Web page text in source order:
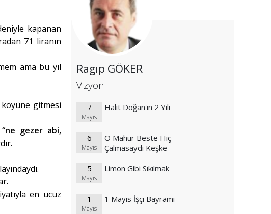
kapanan
71 liranın
ama bu yıl
köyüne gitmesi
“ne gezer abi,
en ucuz
Ragıp GÖKER
Vizyon
7
Mayıs
Halit Doğan'ın 2 Yılı
6
Mayıs
O Mahur Beste Hiç
Çalmasaydı Keşke
5
Mayıs
Limon Gibi Sıkılmak
1
Mayıs
1 Mayıs İşçi Bayramı